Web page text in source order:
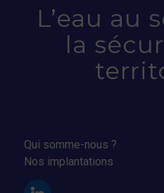
L’eau au
la
Qui somme-nous ?
Nos implantations